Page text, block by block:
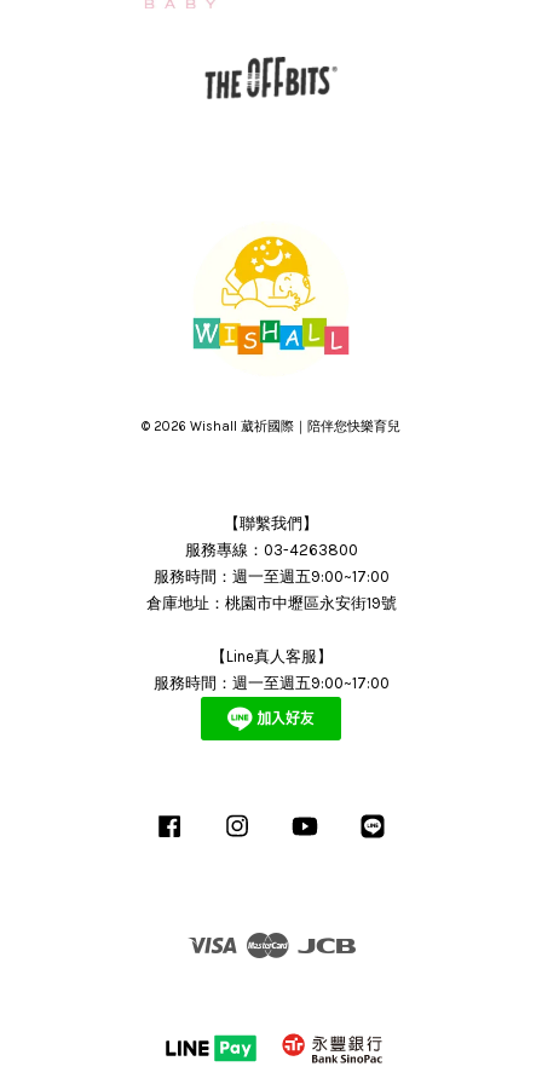
© 2026 Wishall 葳祈國際｜陪伴您快樂育兒
【聯繫我們】
服務專線：03-4263800
服務時間：週一至週五9:00~17:00
倉庫地址：桃園市中壢區永安街19號
【Line真人客服】
服務時間：週一至週五9:00~17:00
Facebook Instagram YouTube
Visa Master